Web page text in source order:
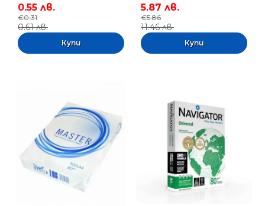
0.55 лв.
€0.31
0.61 лв.
5.87 лв.
€5.86
11.46 лв.